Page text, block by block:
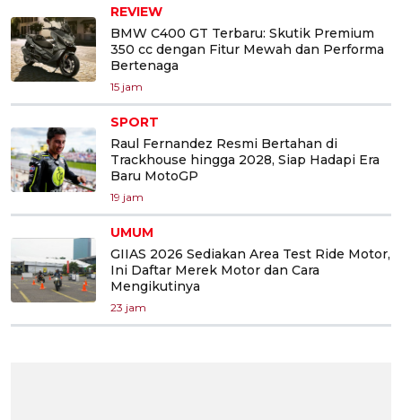
REVIEW
BMW C400 GT Terbaru: Skutik Premium
350 cc dengan Fitur Mewah dan Performa
Bertenaga
15 jam
SPORT
Raul Fernandez Resmi Bertahan di
Trackhouse hingga 2028, Siap Hadapi Era
Baru MotoGP
19 jam
UMUM
GIIAS 2026 Sediakan Area Test Ride Motor,
Ini Daftar Merek Motor dan Cara
Mengikutinya
23 jam